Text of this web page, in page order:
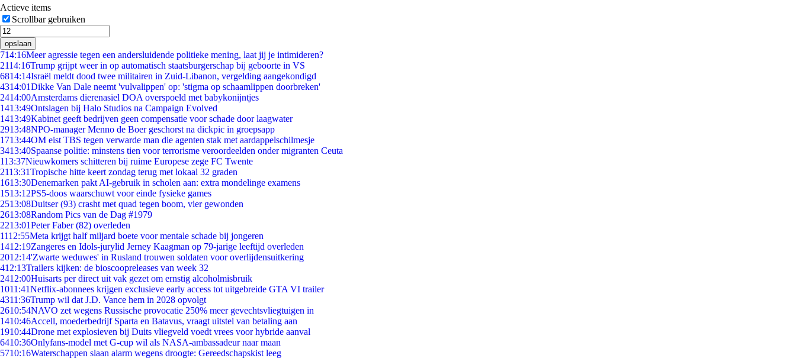
Actieve items
Scrollbar gebruiken
opslaan
714:16Meer agressie tegen een andersluidende politieke mening, laat jij je intimideren?
2114:16Trump grijpt weer in op automatisch staatsburgerschap bij geboorte in VS
6814:14Israël meldt dood twee militairen in Zuid-Libanon, vergelding aangekondigd
4314:01Dikke Van Dale neemt 'vulvalippen' op: 'stigma op schaamlippen doorbreken'
2414:00Amsterdams dierenasiel DOA overspoeld met babykonijntjes
1413:49Ontslagen bij Halo Studios na Campaign Evolved
1413:49Kabinet geeft bedrijven geen compensatie voor schade door laagwater
2913:48NPO-manager Menno de Boer geschorst na dickpic in groepsapp
1713:44OM eist TBS tegen verwarde man die agenten stak met aardappelschilmesje
3413:40Spaanse politie: minstens tien voor terrorisme veroordeelden onder migranten Ceuta
113:37Nieuwkomers schitteren bij ruime Europese zege FC Twente
2113:31Tropische hitte keert zondag terug met lokaal 32 graden
1613:30Denemarken pakt AI-gebruik in scholen aan: extra mondelinge examens
1513:12PS5-doos waarschuwt voor einde fysieke games
2513:08Duitser (93) crasht met quad tegen boom, vier gewonden
2613:08Random Pics van de Dag #1979
2213:01Peter Faber (82) overleden
1112:55Meta krijgt half miljard boete voor mentale schade bij jongeren
1412:19Zangeres en Idols-jurylid Jerney Kaagman op 79-jarige leeftijd overleden
2012:14'Zwarte weduwes' in Rusland trouwen soldaten voor overlijdensuitkering
412:13Trailers kijken: de bioscoopreleases van week 32
2412:00Huisarts per direct uit vak gezet om ernstig alcoholmisbruik
1011:41Netflix-abonnees krijgen exclusieve early access tot uitgebreide GTA VI trailer
4311:36Trump wil dat J.D. Vance hem in 2028 opvolgt
2610:54NAVO zet wegens Russische provocatie 250% meer gevechtsvliegtuigen in
1410:46Accell, moederbedrijf Sparta en Batavus, vraagt uitstel van betaling aan
1910:44Drone met explosieven bij Duits vliegveld voedt vrees voor hybride aanval
6410:36Onlyfans-model met G-cup wil als NASA-ambassadeur naar maan
5710:16Waterschappen slaan alarm wegens droogte: Gereedschapskist leeg